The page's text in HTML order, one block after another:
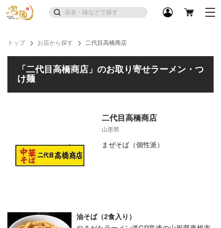
トップ お店から探す 二代目高橋商店
「二代目高橋商店」のお取り寄せラーメン・つ
け麺
二代目高橋商店
山形県
まぜそば（個性派）
油そば（2食入り）